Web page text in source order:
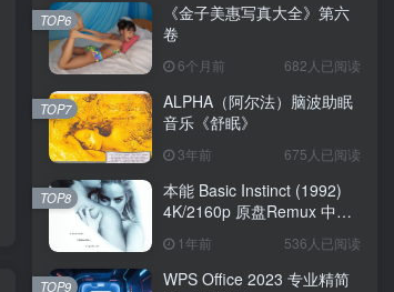
《金子美惠写真大全》第六
卷
6个月前 682人已阅读
TOP6
ALPHA（阿尔法）脑波助眠
音乐《舒眠》
3年前 675人已阅读
TOP7
本能 Basic Instinct (1992)
4K/2160p 原盘Remux 中文
字幕1年前 536人已阅读
TOP8
WPS Office 2023 专业精简
TOP9